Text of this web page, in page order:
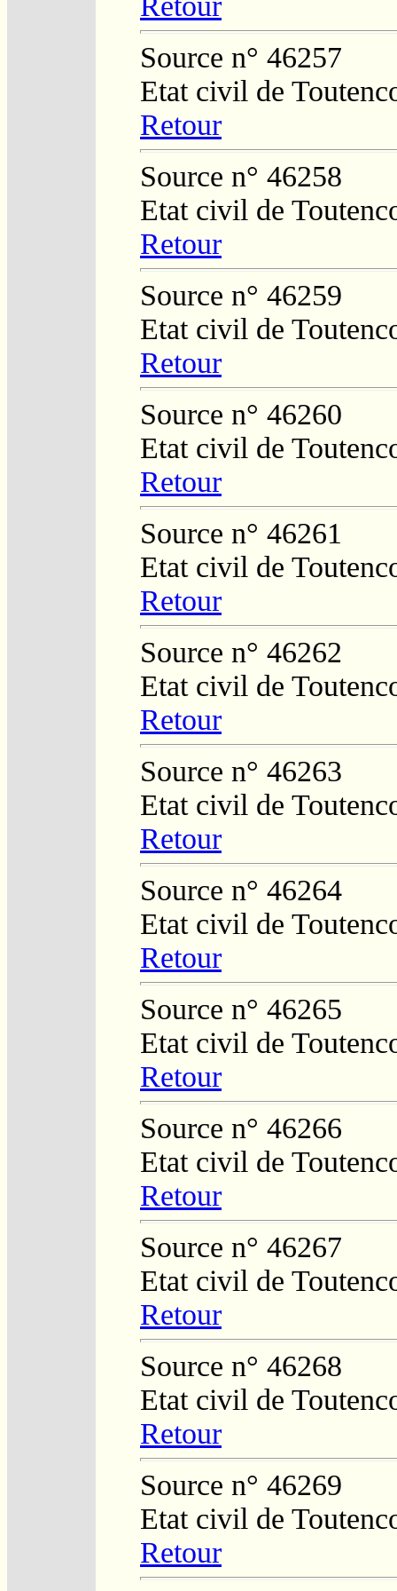
Source n° 46257
Etat civil de
Retour
Source n° 46258
Etat civil de
Retour
Source n° 46259
Etat civil de
Retour
Source n° 46260
Etat civil de
Retour
Source n° 46261
Etat civil de
Retour
Source n° 46262
Etat civil de
Retour
Source n° 46263
Etat civil de
Retour
Source n° 46264
Etat civil de
Retour
Source n° 46265
Etat civil de
Retour
Source n° 46266
Etat civil de
Retour
Source n° 46267
Etat civil de
Retour
Source n° 46268
Etat civil de
Retour
Source n° 46269
Etat civil de
Retour